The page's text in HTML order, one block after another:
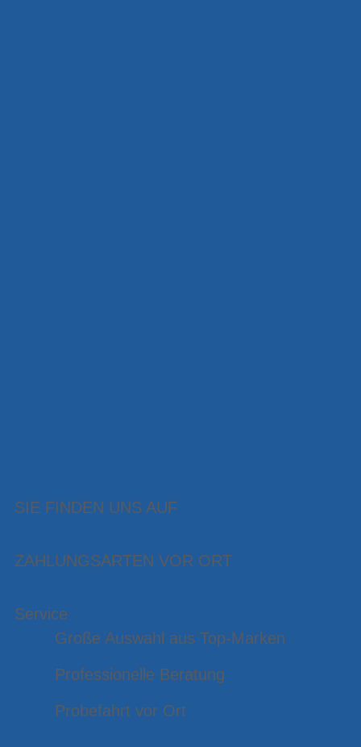
SIE FINDEN UNS AUF
ZAHLUNGSARTEN VOR ORT
Service
Große Auswahl aus Top-Marken
Professionelle Beratung
Probefahrt vor Ort